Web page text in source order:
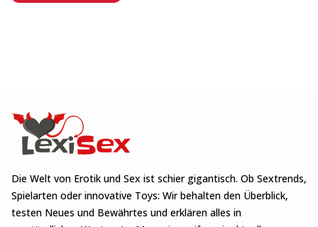
Die Welt von Erotik und Sex ist schier gigantisch. Ob Sextrends,
Spielarten oder innovative Toys: Wir behalten den Überblick,
testen Neues und Bewährtes und erklären alles in